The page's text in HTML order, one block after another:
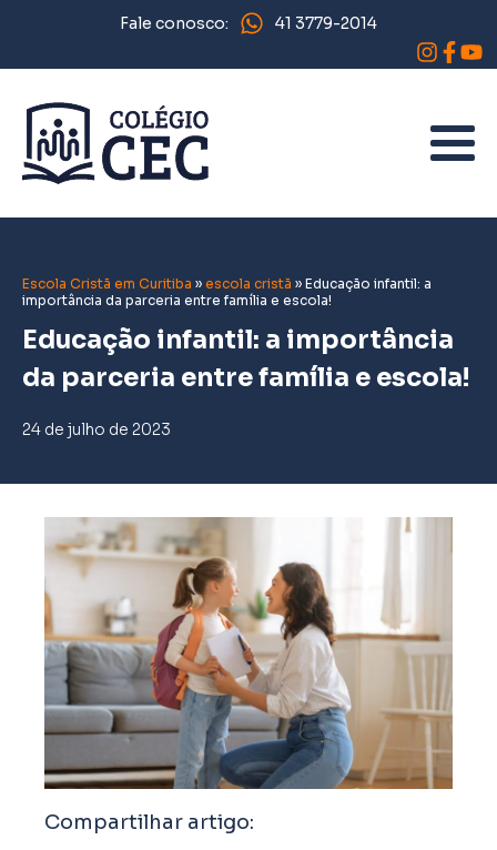
Fale conosco: 41 3779-2014
Escola Cristã em Curitiba » escola cristã » Educação infantil: a
importância da parceria entre família e escola!
Educação infantil: a importância
da parceria entre família e escola!
24 de julho de 2023
Compartilhar artigo: